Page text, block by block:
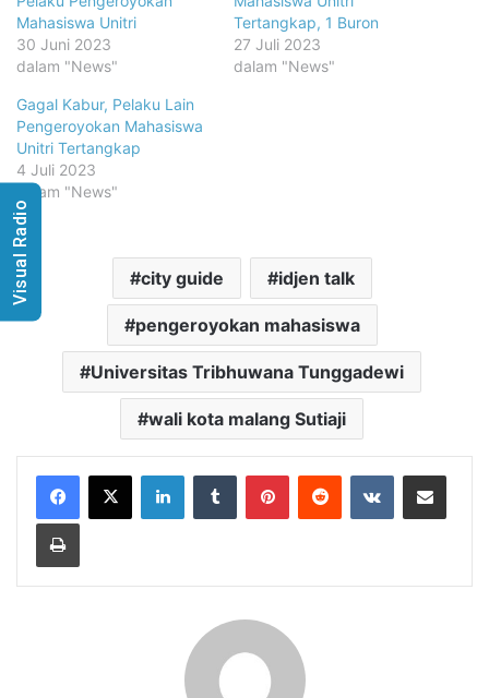
Mahasiswa Unitri
30 Juni 2023
dalam "News"
Tertangkap, 1 Buron
27 Juli 2023
dalam "News"
Gagal Kabur, Pelaku Lain
Pengeroyokan Mahasiswa
Unitri Tertangkap
4 Juli 2023
dalam "News"
city guide idjen talk
pengeroyokan mahasiswa
Universitas Tribhuwana Tunggadewi
wali kota malang Sutiaji
LinkedInTumblr PinterestReddit VKontakteShare via Email
Print
Visual Radio